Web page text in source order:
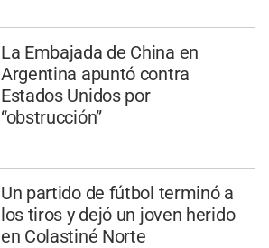
La Embajada de China en
Argentina apuntó contra
Estados Unidos por
“obstrucción”
Un partido de fútbol terminó a
los tiros y dejó un joven herido
en Colastiné Norte